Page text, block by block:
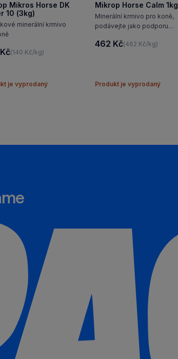
Mikros Horse DK
10 (3kg)
minerální krmivo
(140 Kč/kg)
je vyprodaný
Mikrop Horse Calm 1kg
Minerální krmivo pro koně,
podávejte jako podporu
Hořčík a tryptofan pozitivně
stresových…
462 Kč(462 Kč/kg)
Produkt je vyprodaný